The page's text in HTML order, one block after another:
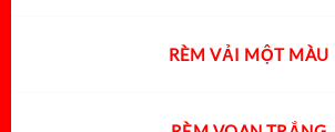
RÈM VẢI MỘT MÀU